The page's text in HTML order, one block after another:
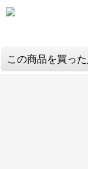
この商品を買っ